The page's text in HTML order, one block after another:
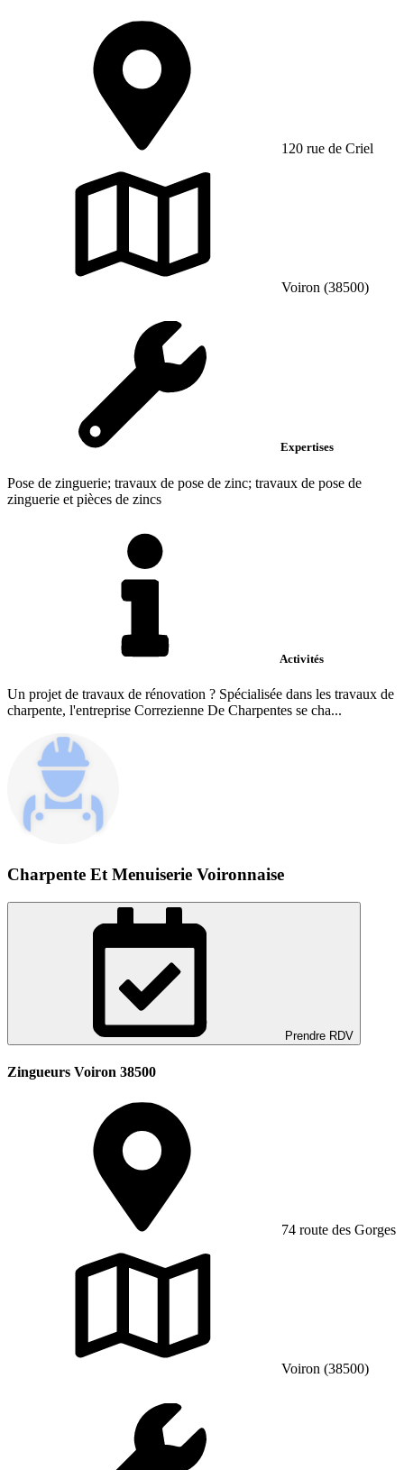
120 rue de Criel
Voiron (38500)
Expertises
Pose de zinguerie; travaux de pose de zinc; travaux de pose de
zinguerie et pièces de zincs
Activités
Un projet de travaux de rénovation ? Spécialisée dans les travaux de
charpente, l'entreprise Correzienne De Charpentes se cha...
Charpente Et Menuiserie Voironnaise
Prendre RDV
Zingueurs Voiron 38500
74 route des Gorges
Voiron (38500)